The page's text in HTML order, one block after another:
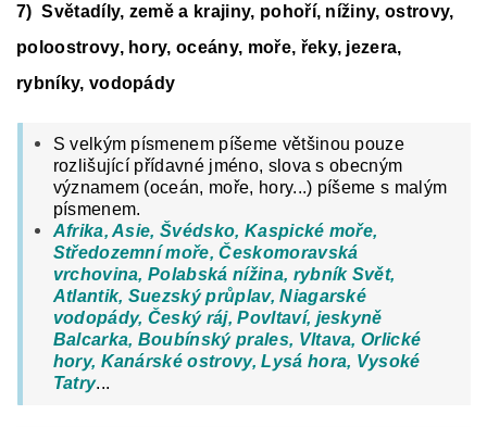
7) Světadíly, země a krajiny, pohoří, nížiny, ostrovy,
poloostrovy, hory, oceány, moře, řeky, jezera,
rybníky, vodopády
S velkým písmenem píšeme většinou pouze
rozlišující přídavné jméno, slova s obecným
významem (oceán, moře, hory...) píšeme s malým
písmenem.
Afrika, Asie, Švédsko, Kaspické moře,
Středozemní moře, Českomoravská
vrchovina, Polabská nížina, rybník Svět,
Atlantik, Suezský průplav, Niagarské
vodopády, Český ráj, Povltaví, jeskyně
Balcarka, Boubínský prales, Vltava, Orlické
hory, Kanárské ostrovy, Lysá hora, Vysoké
Tatry...